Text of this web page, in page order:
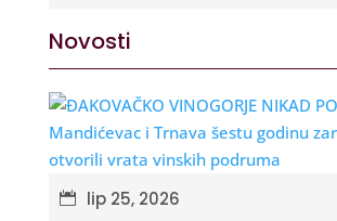
Novosti
lip 25, 2026